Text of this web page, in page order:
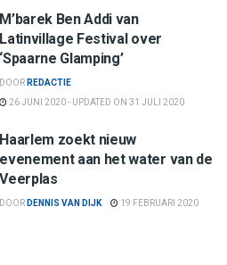
M’barek Ben Addi van
Latinvillage Festival over
‘Spaarne Glamping’
DOOR REDACTIE
26 JUNI 2020 - UPDATED ON 31 JULI 2020
Haarlem zoekt nieuw
evenement aan het water van de
Veerplas
DOOR DENNIS VAN DIJK 19 FEBRUARI 2020